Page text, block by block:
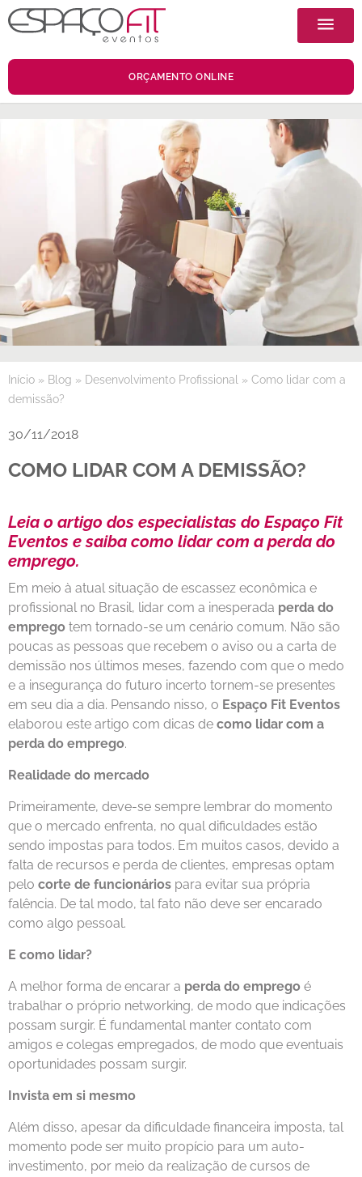
ORÇAMENTO ONLINE
Início » Blog » Desenvolvimento Profissional » Como lidar com a
demissão?
30/11/2018
COMO LIDAR COM A DEMISSÃO?
Leia o artigo dos especialistas do Espaço Fit
Eventos e saiba como lidar com a perda do
emprego.
Em meio à atual situação de escassez econômica e
profissional no Brasil, lidar com a inesperada perda do
emprego tem tornado-se um cenário comum. Não são
poucas as pessoas que recebem o aviso ou a carta de
demissão nos últimos meses, fazendo com que o medo
e a insegurança do futuro incerto tornem-se presentes
em seu dia a dia. Pensando nisso, o Espaço Fit Eventos
elaborou este artigo com dicas de como lidar com a
perda do emprego.
Realidade do mercado
Primeiramente, deve-se sempre lembrar do momento
que o mercado enfrenta, no qual dificuldades estão
sendo impostas para todos. Em muitos casos, devido a
falta de recursos e perda de clientes, empresas optam
pelo corte de funcionários para evitar sua própria
falência. De tal modo, tal fato não deve ser encarado
como algo pessoal.
E como lidar?
A melhor forma de encarar a perda do emprego é
trabalhar o próprio networking, de modo que indicações
possam surgir. É fundamental manter contato com
amigos e colegas empregados, de modo que eventuais
oportunidades possam surgir.
Invista em si mesmo
Além disso, apesar da dificuldade financeira imposta, tal
momento pode ser muito propício para um auto-
investimento, por meio da realização de cursos de